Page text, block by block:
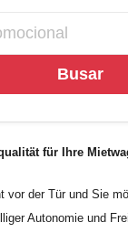
Busar
für Ihre
vor der Tür und Sie
Autonomie und